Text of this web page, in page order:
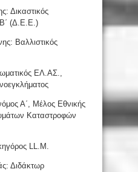
Δικαστικός
Β΄ (Δ.Ε.Ε.)
Βαλλιστικός
ΕΛ.ΑΣ.,
Α΄, Μέλος Εθνικής
Καταστροφών
LL.M.
Διδάκτωρ